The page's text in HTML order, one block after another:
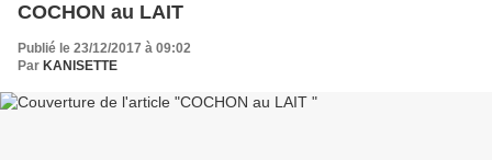
COCHON au LAIT
Publié le 23/12/2017 à 09:02
Par KANISETTE